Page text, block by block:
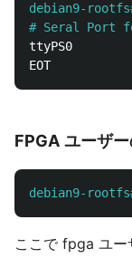
debian9-
#
ttyPS0
FPGA ユーザ
debian9-
ここで fpga ユー